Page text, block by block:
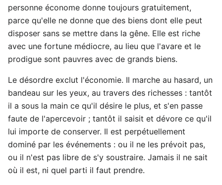
personne économe donne toujours gratuitement,
parce qu'elle ne donne que des biens dont elle peut
disposer sans se mettre dans la gêne. Elle est riche
avec une fortune médiocre, au lieu que l'avare et le
prodigue sont pauvres avec de grands biens.
Le désordre exclut l'économie. Il marche au hasard, un
bandeau sur les yeux, au travers des richesses : tantôt
il a sous la main ce qu'il désire le plus, et s'en passe
faute de l'apercevoir ; tantôt il saisit et dévore ce qu'il
lui importe de conserver. Il est perpétuellement
dominé par les événements : ou il ne les prévoit pas,
ou il n'est pas libre de s'y soustraire. Jamais il ne sait
où il est, ni quel parti il faut prendre.